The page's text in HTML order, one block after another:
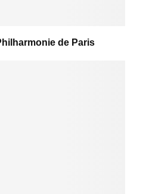
de Paris